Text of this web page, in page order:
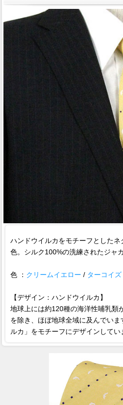
ハンドウイルカをモチーフとした
色。シルク100%の洗練されたジャ
色 ： クリームイエロー / ターコイズ
【デザイン：ハンドウイルカ】
地球上には約120種の海洋性哺乳類
を除き、ほぼ地球全域に及んでい
ルカ」をモチーフにデザインしてい